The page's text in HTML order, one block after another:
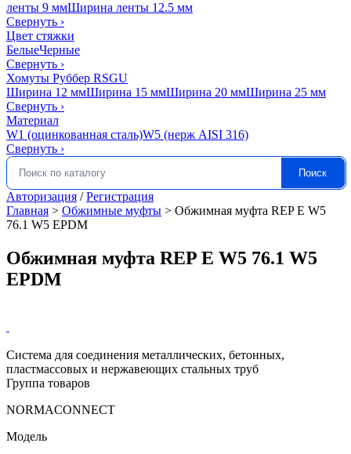
ленты 9 ммШирина ленты 12.5 мм
Свернуть ›
Цвет стяжки
БелыеЧерные
Свернуть ›
Хомуты Руббер RSGU
Ширина 12 ммШирина 15 ммШирина 20 ммШирина 25 мм
Свернуть ›
Материал
W1 (оцинкованная сталь)W5 (нерж AISI 316)
Свернуть ›
Искать: Поиск
Авторизация /Регистрация
Главная > Обжимные муфты > Обжимная муфта REP E W5
76.1 W5 EPDM
Обжимная муфта REP E W5 76.1 W5
EPDM
Система для соединения металлических, бетонных,
пластмассовых и нержавеющих стальных труб
Группа товаров
NORMACONNECT
Модель